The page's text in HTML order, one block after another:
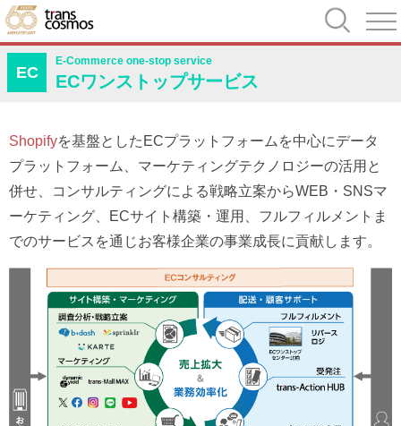
EC
E-Commerce one-stop service
ECワンストップサービス
Shopifyを基盤としたECプラットフォームを中心にデータ
プラットフォーム、マーケティングテクノロジーの活用と
併せ、コンサルティングによる戦略立案からWEB・SNSマ
ーケティング、ECサイト構築・運用、フルフィルメントま
でのサービスを通じお客様企業の事業成長に貢献します。